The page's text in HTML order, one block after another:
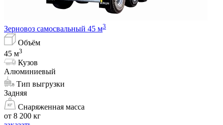
Зерновоз самосвальный 45 м3
Объём
45 м3
Кузов
Алюминиевый
Тип выгрузки
Задняя
Снаряженная масса
от 8 200 кг